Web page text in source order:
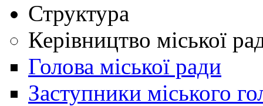
Структура
Керівництво міської
Голова міської ради
Заступники міського